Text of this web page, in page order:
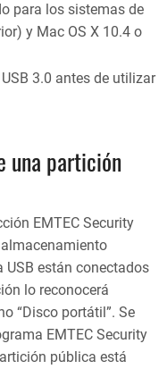
para los sistemas de
y Mac OS X 10.4 o
3.0 antes de utilizar
una partición
EMTEC Security
USB están conectados
lo reconocerá
“Disco portátil”. Se
EMTEC Security
pública está